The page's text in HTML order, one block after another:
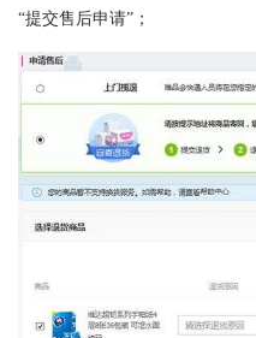
“提交售后申请”；